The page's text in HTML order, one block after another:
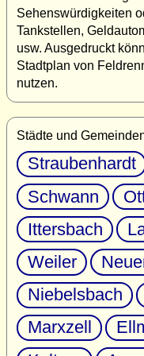
Sehenswürdigkeiten
Tankstellen,
usw. Ausgedruckt
Stadtplan von
nutzen.
Städte und
Straubenhardt
Schwann
Ittersbach
Weiler
Niebelsbach
Marxzell